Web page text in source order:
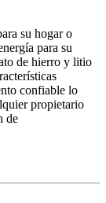
su hogar o
para su
de hierro y litio
confiable lo
propietario
de